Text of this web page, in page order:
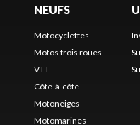
NEUFS
Motocyclettes
Motos trois roues
VTT
Côte-à-côte
Motoneiges
Motomarines